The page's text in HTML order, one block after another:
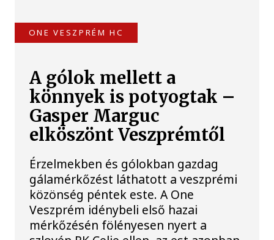
ONE VESZPRÉM HC
A gólok mellett a
könnyek is potyogtak –
Gasper Marguc
elköszönt Veszprémtől
Érzelmekben és gólokban gazdag
gálamérkőzést láthatott a veszprémi
közönség péntek este. A One
Veszprém idénybeli első hazai
mérkőzésén fölényesen nyert a